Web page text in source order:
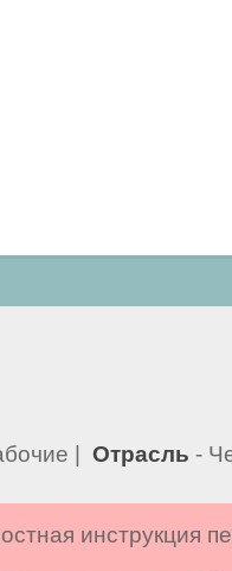
| Отрасль -
инструкция